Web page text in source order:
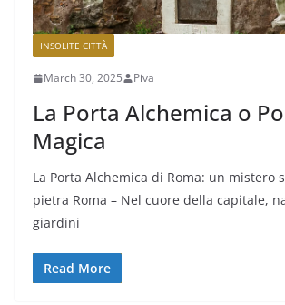
INSOLITE CITTÀ
March 30, 2025 Piva
La Porta Alchemica o
Magica
La Porta Alchemica di Roma: un mistero
pietra Roma – Nel cuore della capitale,
giardini
Read More